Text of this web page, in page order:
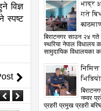
विज्ञ
स्पष्ट
भाद्र
गते
बिराटनगर साउन २४
स्थरिया नेपाल विधालय
सामुदायिक विधालयका
नम्वर
प्रहरी प्रमुख प्रहरी